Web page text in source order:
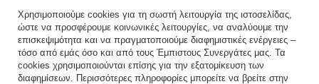
ALFA ROMEO ASTON MARTIN
AUDI BAIC
Χρησιμοποιούμε cookies για τη σωστή λειτουργία της ιστοσελίδας,
ώστε να προσφέρουμε κοινωνικές λειτουργίες, να αναλύουμε την
επισκεψιμότητα και να πραγματοποιούμε διαφημιστικές ενέργειες –
τόσο από εμάς όσο και από τους Έμπιστους Συνεργάτες μας. Τα
cookies χρησιμοποιούνται επίσης για την εξατομίκευση των
διαφημίσεων. Περισσότερες πληροφορίες μπορείτε να βρείτε στην